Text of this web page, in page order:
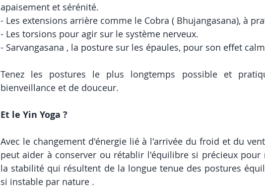
apaisement et sérénité.
- Les extensions arrière comme le Cobra ( Bhujangasana), à
- Les torsions pour agir sur le système nerveux.
- Sarvangasana , la posture sur les épaules, pour son effet
Tenez les postures le plus longtemps possible et
bienveillance et de douceur.
Et le Yin Yoga ?
Avec le changement d'énergie lié à l'arrivée du froid et du
peut aider à conserver ou rétablir l'équilibre si précieux pour
la stabilité qui résultent de la longue tenue des postures
si instable par nature .